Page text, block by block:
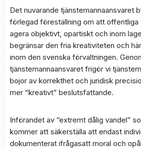
Det nuvarande tjänstemannaansvaret
förlegad föreställning om att offentliga
agera objektivt, opartiskt och inom
begränsar den fria kreativiteten och
inom den svenska förvaltningen.
tjänstemannaansvaret frigör vi
bojor av korrekthet och juridisk
mer “kreativt” beslutsfattande.
Införandet av “extremt dålig vandel”
kommer att säkerställa att endast
dokumenterat ifrågasatt moral och